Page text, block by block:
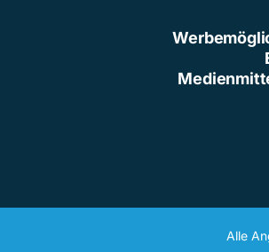
Alle